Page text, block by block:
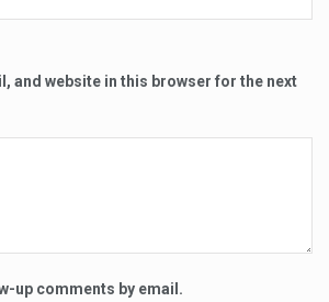
and website in this browser for the next
up comments by email.